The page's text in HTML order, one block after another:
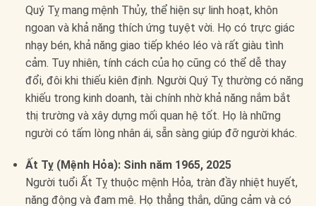
Quý Tỵ mang mệnh Thủy, thể hiện sự linh hoạt, khôn
ngoan và khả năng thích ứng tuyệt vời. Họ có trực giác
nhạy bén, khả năng giao tiếp khéo léo và rất giàu tình
cảm. Tuy nhiên, tính cách của họ cũng có thể dễ thay
đổi, đôi khi thiếu kiên định. Người Quý Tỵ thường có năng
khiếu trong kinh doanh, tài chính nhờ khả năng nắm bắt
thị trường và xây dựng mối quan hệ tốt. Họ là những
người có tấm lòng nhân ái, sẵn sàng giúp đỡ người khác.
Ất Tỵ (Mệnh Hỏa): Sinh năm 1965, 2025
Người tuổi Ất Tỵ thuộc mệnh Hỏa, tràn đầy nhiệt huyết,
năng động và đam mê. Họ thẳng thắn, dũng cảm và có